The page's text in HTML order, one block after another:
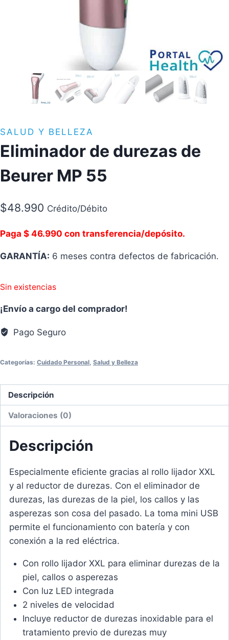
SALUD Y BELLEZA
Eliminador de durezas de
Beurer MP 55
$48.990 Crédito/Débito
Paga $ 46.990 con transferencia/depósito.
GARANTÍA: 6 meses contra defectos de fabricación.
Sin existencias
¡Envío a cargo del comprador!
Pago Seguro
Categorías: Cuidado Personal, Salud y Belleza
Descripción
Valoraciones (0)
Descripción
Especialmente eficiente gracias al rollo lijador XXL
y al reductor de durezas. Con el eliminador de
durezas, las durezas de la piel, los callos y las
asperezas son cosa del pasado. La toma mini USB
permite el funcionamiento con batería y con
conexión a la red eléctrica.
Con rollo lijador XXL para eliminar durezas de la
piel, callos o asperezas
Con luz LED integrada
2 niveles de velocidad
Incluye reductor de durezas inoxidable para el
tratamiento previo de durezas muy